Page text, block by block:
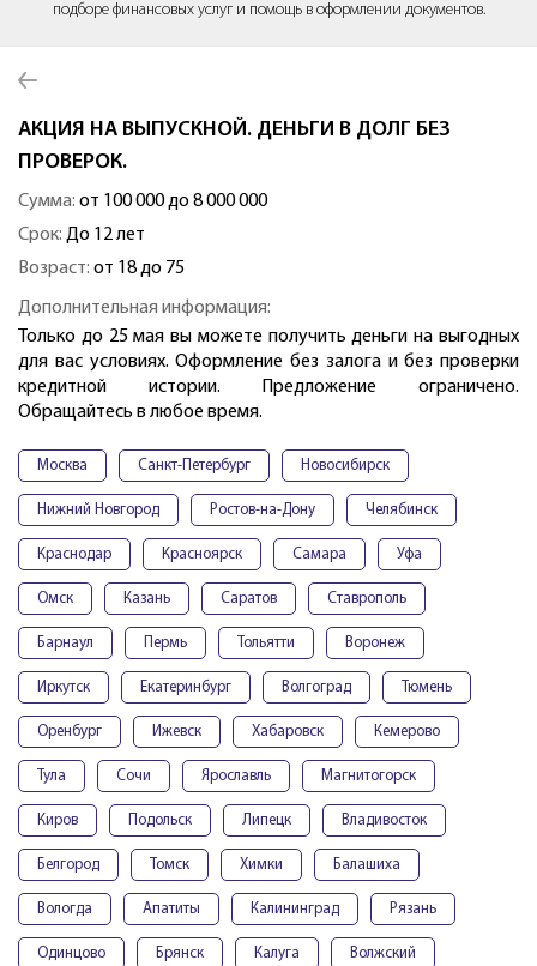
подборе финансовых услуг и помощь в оформлении документов.
АКЦИЯ НА ВЫПУСКНОЙ. ДЕНЬГИ В ДОЛГ БЕЗ
ПРОВЕРОК.
Сумма: от 100 000 до 8 000 000
Срок: До 12 лет
Возраст: от 18 до 75
Дополнительная информация:
Только до 25 мая вы можете получить деньги на выгодных
для вас условиях. Оформление без залога и без проверки
кредитной истории. Предложение ограничено.
Обращайтесь в любое время.
Москва Санкт-Петербург Новосибирск
Нижний Новгород Ростов-на-Дону Челябинск
Краснодар Красноярск Самара Уфа
Омск Казань Саратов Ставрополь
Барнаул Пермь Тольятти Воронеж
Иркутск Екатеринбург Волгоград Тюмень
Оренбург Ижевск Хабаровск Кемерово
Тула Сочи Ярославль Магнитогорск
Киров Подольск Липецк Владивосток
Белгород Томск Химки Балашиха
Вологда Апатиты Калининград Рязань
Одинцово Брянск Калуга Волжский